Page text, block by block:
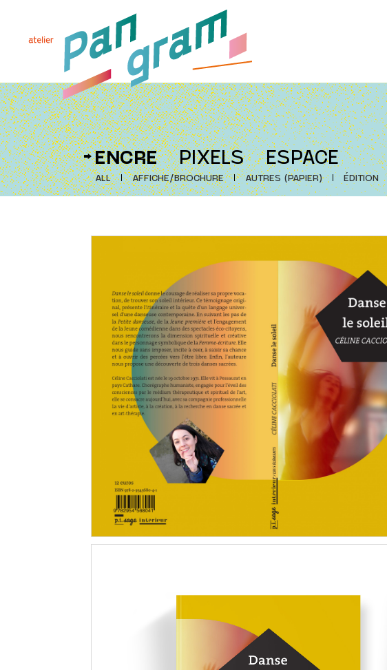
ENCRE PIXELS ESPACE
ALL AFFICHE/BROCHURE AUTRES (PAPIER) ÉDITION